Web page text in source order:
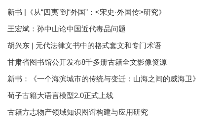
新书 |《从“四夷”到“外国”：<宋史·外国传>研究》
王宏斌：孙中山论中国近代毒品问题
胡兴东 | 元代法律文书中的格式套文和专门术语
甘肃省图书馆公开发布8千多册古籍全文影像资源
新书：《一个海滨城市的传统与变迁：山海之间的威海卫》
荀子古籍大语言模型2.0正式上线
古籍方志物产领域知识图谱构建与应用研究